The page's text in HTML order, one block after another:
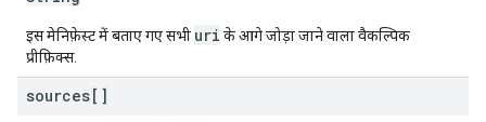
इस मेनिफ़ेस्ट में बताए गए सभी uri के आगे जोड़ा जाने वाला वैकल्पिक
प्रीफ़िक्स.
sources[]